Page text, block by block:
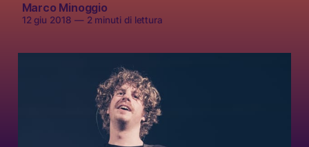
Marco Minoggio
12 giu 2018 —2 minuti di lettura